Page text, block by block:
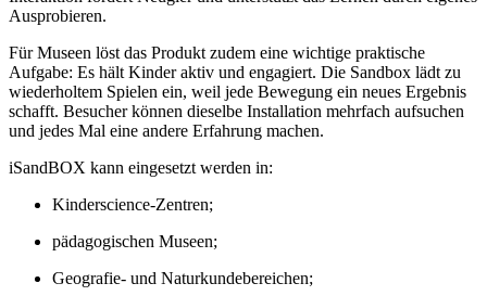
Ausprobieren.
Für Museen löst das Produkt zudem eine wichtige praktische
Aufgabe: Es hält Kinder aktiv und engagiert. Die Sandbox lädt zu
wiederholtem Spielen ein, weil jede Bewegung ein neues Ergebnis
schafft. Besucher können dieselbe Installation mehrfach aufsuchen
und jedes Mal eine andere Erfahrung machen.
iSandBOX kann eingesetzt werden in:
Kinderscience-Zentren;
pädagogischen Museen;
Geografie- und Naturkundebereichen;